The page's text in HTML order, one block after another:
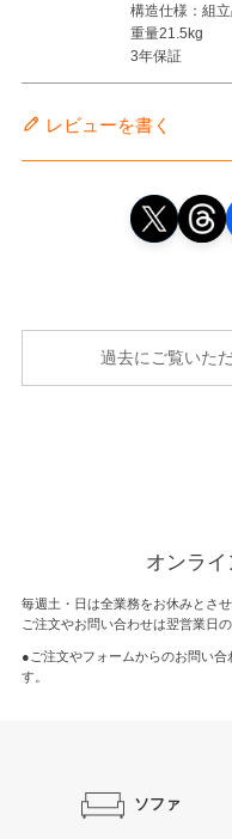
構造仕様：組
重量21.5kg
3年保証
レビューを書く
過去にご覧いた
オンライ
毎週土・日は全業務をお休みとさ
ご注文やお問い合わせは翌営業日
●ご注文やフォームからのお問い合
す。
ソファ